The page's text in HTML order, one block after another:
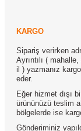
KARGO
Sipariş verirken
Ayrıntılı (
il ) yazmanız
eder.
Eğer hizmet dışı
ürününüzü teslim
bölgelerde ise
Gönderiminiz